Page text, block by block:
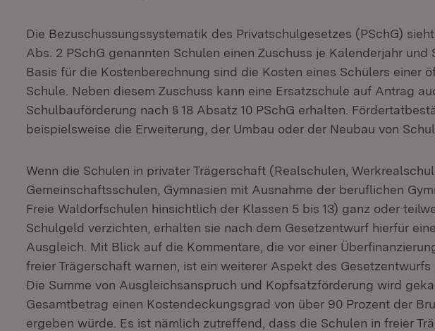
Die Bezuschussungssystematik des Privatschulgesetzes (PSchG)
Abs. 2 PSchG genannten Schulen einen Zuschuss je Kalenderjahr und
Basis für die Kostenberechnung sind die Kosten eines Schülers einer
Schule. Neben diesem Zuschuss kann eine Ersatzschule auf Antrag
Schulbauförderung nach § 18 Absatz 10 PSchG erhalten.
beispielsweise die Erweiterung, der Umbau oder der Neubau von
Wenn die Schulen in privater Trägerschaft (Realschulen,
Gemeinschaftsschulen, Gymnasien mit Ausnahme der beruflichen
Freie Waldorfschulen hinsichtlich der Klassen 5 bis 13) ganz oder
Schulgeld verzichten, erhalten sie nach dem Gesetzentwurf hierfür
Ausgleich. Mit Blick auf die Kommentare, die vor einer
freier Trägerschaft warnen, ist ein weiterer Aspekt des Gesetzentwurfs
Die Summe von Ausgleichsanspruch und Kopfsatzförderung wird
Gesamtbetrag einen Kostendeckungsgrad von über 90 Prozent der
ergeben würde. Es ist nämlich zutreffend, dass die Schulen in freier